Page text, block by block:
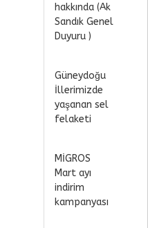
hakkında (Ak
Sandık Genel
Duyuru )
Güneydoğu
İllerimizde
yaşanan sel
felaketi
MİGROS
Mart ayı
indirim
kampanyası